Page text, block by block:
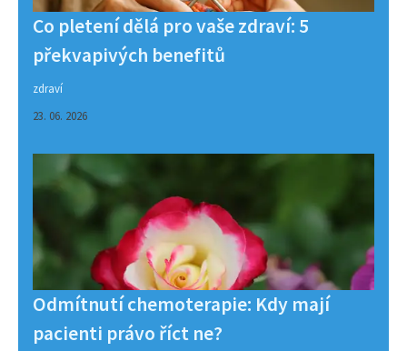
Co pletení dělá pro vaše zdraví: 5
překvapivých benefitů
zdraví
23. 06. 2026
Odmítnutí chemoterapie: Kdy mají
pacienti právo říct ne?